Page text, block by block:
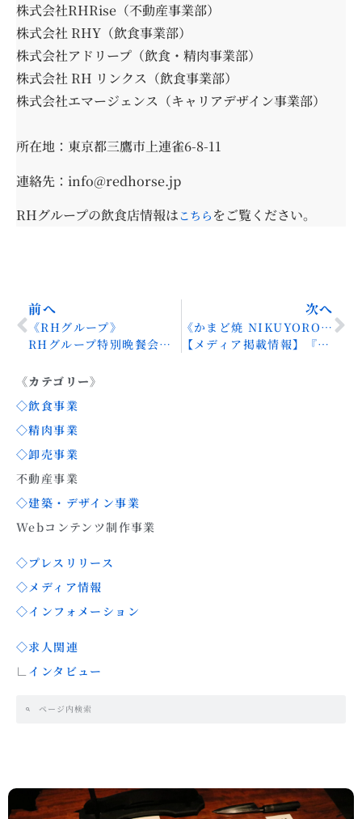
株式会社RHRise（不動産事業部）
株式会社 RHY（飲食事業部）
株式会社アドリープ（飲食・精肉事業部）
株式会社 RH リンクス（飲食事業部）
株式会社エマージェンス（キャリアデザイン事業部）
所在地：東京都三鷹市上連雀6-8-11
連絡先：info@redhorse.jp
RHグループの飲食店情報は こちら をご覧ください。
前へ
《RHグループ》
RHグループ特別晩餐会のご案内
次へ
《かまど焼 NIKUYOROZU》
【メディア掲載情報】『土曜はナニする！？』にて当店をご紹介いただきました！
《カテゴリー》
◇飲食事業
◇精肉事業
◇卸売事業
不動産事業
◇建築・デザイン事業
Webコンテンツ制作事業
◇プレスリリース
◇メディア情報
◇インフォメーション
◇求人関連
∟インタビュー